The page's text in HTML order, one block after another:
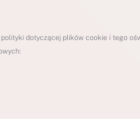
dotyczącej plików cookie i tego